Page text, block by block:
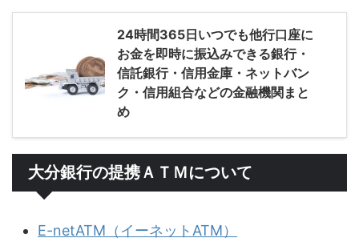
24時間365日いつでも他行口座に
お金を即時に振込みできる銀行・
信託銀行・信用金庫・ネットバン
ク・信用組合などの金融機関まと
め
大分銀行の提携ＡＴＭについて
E-netATM（イーネットATM）